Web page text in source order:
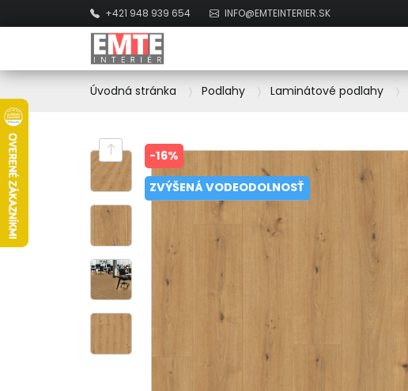
+421 948 939 654 INFO@EMTEINTERIER.SK
Úvodná stránka Podlahy Laminátové podlahy
-16%
ZVÝŠENÁ VODEODOLNOSŤ